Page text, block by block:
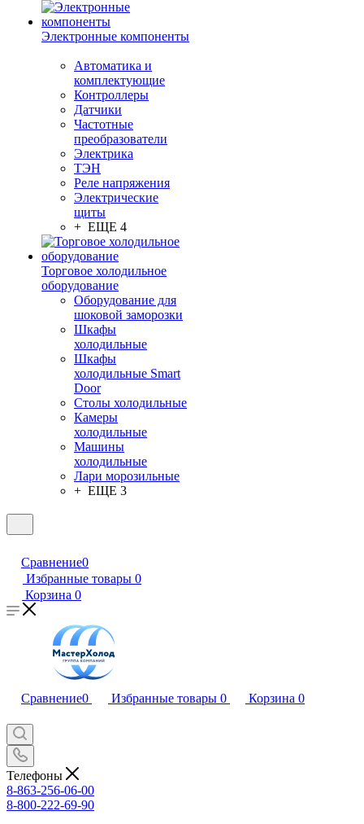
Электронные компоненты
Автоматика и
комплектующие
Контроллеры
Датчики
Частотные
преобразователи
Электрика
ТЭН
Реле напряжения
Электрические
щиты
+ ЕЩЕ 4
Торговое холодильное
оборудование
Оборудование для
шоковой заморозки
Шкафы
холодильные
Шкафы
холодильные Smart
Door
Столы холодильные
Камеры
холодильные
Машины
холодильные
Лари морозильные
+ ЕЩЕ 3
Сравнение0
Избранные товары 0
Корзина 0
Сравнение0 Избранные товары 0 Корзина 0
Телефоны
8-863-256-06-00
8-800-222-69-90